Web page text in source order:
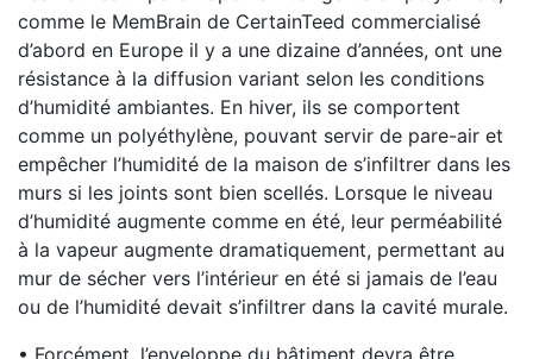
comme le MemBrain de CertainTeed commercialisé
d’abord en Europe il y a une dizaine d’années, ont une
résistance à la diffusion variant selon les conditions
d’humidité ambiantes. En hiver, ils se comportent
comme un polyéthylène, pouvant servir de pare-air et
empêcher l’humidité de la maison de s’infiltrer dans les
murs si les joints sont bien scellés. Lorsque le niveau
d’humidité augmente comme en été, leur perméabilité
à la vapeur augmente dramatiquement, permettant au
mur de sécher vers l’intérieur en été si jamais de l’eau
ou de l’humidité devait s’infiltrer dans la cavité murale.
• Forcément, l’enveloppe du bâtiment devra être